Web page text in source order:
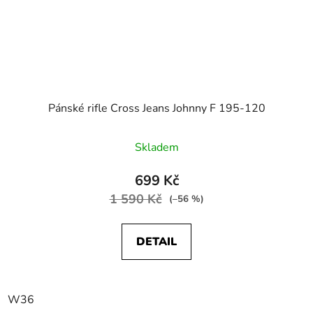
Pánské rifle Cross Jeans Johnny F 195-120
Skladem
699 Kč
1 590 Kč (–56 %)
DETAIL
W36